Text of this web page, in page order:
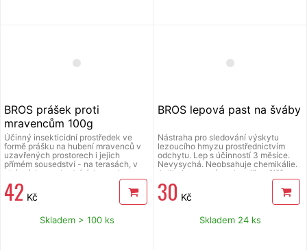
BROS prášek proti
mravencům 100g
Účinný insekticidní prostředek ve
formě prášku na hubení mravenců v
uzavřených prostorech i jejich
přímém sousedství - na terasách, v
altáncích, na chodnících apod.,
speciálně formulované pokrmové
lákadlo přitahuje mravence a zvyšuje
tak účinnost přípravku, působí
mravence. H410 Vysoce toxický pro
vodní organismy, s dlouhodobými
42 Kč
Skladem > 100 ks
BROS lepová past na šváby
Nástraha pro sledování výskytu
lezoucího hmyzu prostřednictvím
odchytu. Lep s účinností 3 měsíce.
Nevysychá. Neobsahuje chemikálie.
Aplikuje se v místech nejčastějšího
výskytu hmyzu.
30 Kč
Skladem 24 ks